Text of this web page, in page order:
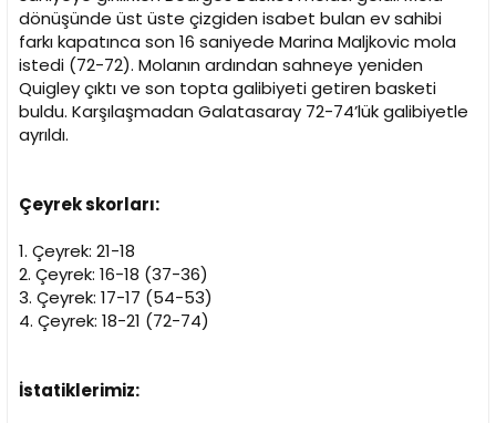
dönüşünde üst üste çizgiden isabet bulan ev sahibi
farkı kapatınca son 16 saniyede Marina Maljkovic mola
istedi (72-72). Molanın ardından sahneye yeniden
Quigley çıktı ve son topta galibiyeti getiren basketi
buldu. Karşılaşmadan Galatasaray 72-74’lük galibiyetle
ayrıldı.
Çeyrek skorları:
1. Çeyrek: 21-18
2. Çeyrek: 16-18 (37-36)
3. Çeyrek: 17-17 (54-53)
4. Çeyrek: 18-21 (72-74)
İstatiklerimiz: